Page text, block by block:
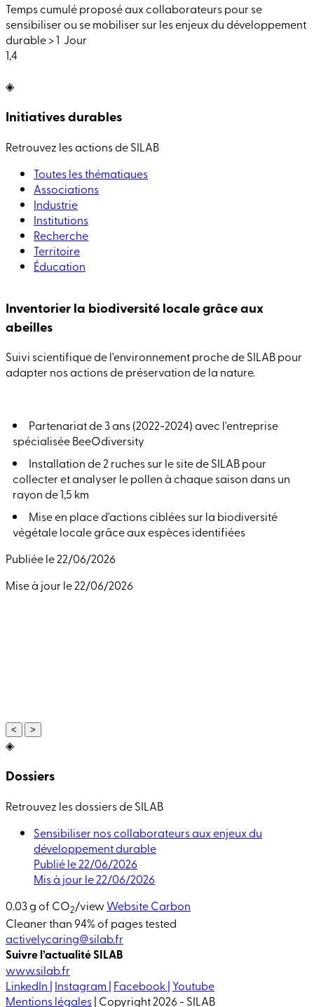
Temps cumulé proposé aux collaborateurs pour se
sensibiliser ou se mobiliser sur les enjeux du développement
durable > 1 Jour
1,4
◈
Initiatives durables
Retrouvez les actions de SILAB
Toutes les thématiques
Associations
Industrie
Institutions
Recherche
Territoire
Éducation
Inventorier la biodiversité locale grâce aux
abeilles
Suivi scientifique de l'environnement proche de SILAB pour
adapter nos actions de préservation de la nature.
Partenariat de 3 ans (2022-2024) avec l'entreprise
spécialisée BeeOdiversity
Installation de 2 ruches sur le site de SILAB pour
collecter et analyser le pollen à chaque saison dans un
rayon de 1,5 km
Mise en place d'actions ciblées sur la biodiversité
végétale locale grâce aux espèces identifiées
Publiée le 22/06/2026
Mise à jour le 22/06/2026
< >
◈
Dossiers
Retrouvez les dossiers de SILAB
Sensibiliser nos collaborateurs aux enjeux du
développement durable
Publié le 22/06/2026
Mis à jour le 22/06/2026
0.03 g of CO2/view Website Carbon
Cleaner than 94% of pages tested
activelycaring@silab.fr
Suivre l’actualité SILAB
www.silab.fr
LinkedIn | Instagram | Facebook | Youtube
Mentions légales| Copyright 2026 - SILAB